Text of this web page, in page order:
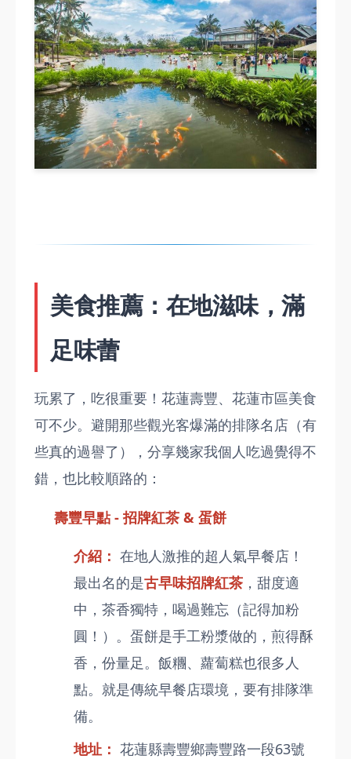
美食推薦：在地滋味，滿
足味蕾
玩累了，吃很重要！花蓮壽豐、花蓮市區美食
可不少。避開那些觀光客爆滿的排隊名店（有
些真的過譽了），分享幾家我個人吃過覺得不
錯，也比較順路的：
壽豐早點 - 招牌紅茶 & 蛋餅
介紹： 在地人激推的超人氣早餐店！
最出名的是古早味招牌紅茶 ，甜度適
中，茶香獨特，喝過難忘（記得加粉
圓！）。蛋餅是手工粉漿做的，煎得酥
香，份量足。飯糰、蘿蔔糕也很多人
點。就是傳統早餐店環境，要有排隊準
備。
地址： 花蓮縣壽豐鄉壽豐路一段63號